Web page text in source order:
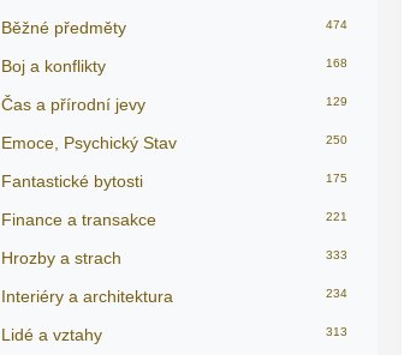
Běžné předměty 474
Boj a konflikty 168
Čas a přírodní jevy 129
Emoce, Psychický Stav 250
Fantastické bytosti 175
Finance a transakce 221
Hrozby a strach 333
Interiéry a architektura 234
Lidé a vztahy 313